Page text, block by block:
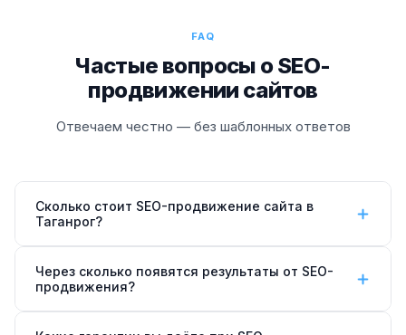
FAQ
Частые вопросы о SEO-
продвижении сайтов
Отвечаем честно — без шаблонных ответов
Сколько стоит SEO-продвижение сайта в
Таганрог?
мес(тариф «Старт»). Тариф «Бизнес» — 35 000 ₽/
Через сколько появятся результаты от SEO-
продвижения?